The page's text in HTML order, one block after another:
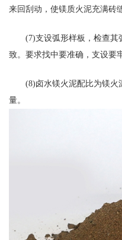
来回刮动，使镁质火泥充满砖
(7)支设弧形样板，检查其
致。要求找中要准确，支设要
(8)卤水镁火泥配比为镁火
量。